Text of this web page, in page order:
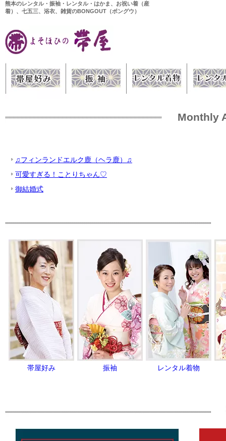
熊本のレンタル・振袖・レンタル・はかま、お祝い着（産
着）、七五三、浴衣、雑貨のBONGOUT（ボングウ）
Monthly
♫フィンランドエルク鹿（ヘラ鹿）♫
可愛すぎる！ことりちゃん♡
御結婚式
帯屋好み 振袖 レンタル着物